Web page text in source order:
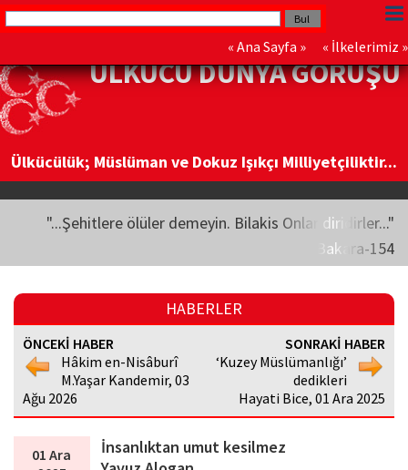
« Ana Sayfa » « İlkelerimiz »
ÜLKÜCÜ DÜNYA GÖRÜŞÜ
Ülkücülük; Müslüman ve Dokuz Işıkçı Milliyetçiliktir...
"...Şehitlere ölüler demeyin. Bilakis Onlar diridirler..."
Bakara-154
HABERLER
ÖNCEKİ HABER
Hâkim en-Nisâburî
M.Yaşar Kandemir, 03
Ağu 2026
SONRAKİ HABER
‘Kuzey Müslümanlığı’
dedikleri
Hayati Bice, 01 Ara 2025
01 Ara
İnsanlıktan umut kesilmez